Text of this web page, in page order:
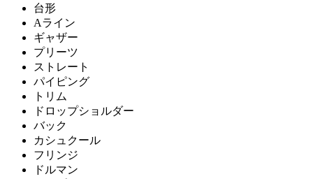
台形
Aライン
ギャザー
プリーツ
ストレート
パイピング
トリム
ドロップショルダー
バック
カシュクール
フリンジ
ドルマン